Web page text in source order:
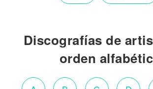
Discografías de
orden